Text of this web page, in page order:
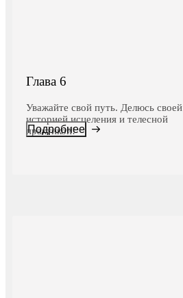
Глава 6
Уважайте свой путь. Делюсь своей
историей исцеления и телесной
практикой!
Подробнее